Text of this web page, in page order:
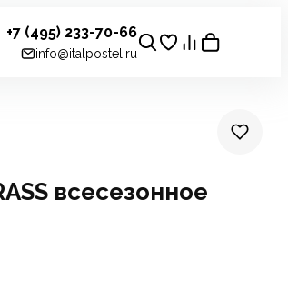
+7 (495) 233-70-66
info@italpostel.ru
всесезонное